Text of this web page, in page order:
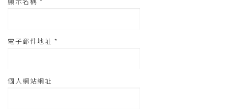
電子郵件地址 *
個人網站網址